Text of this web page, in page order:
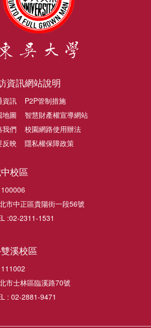
資訊
資訊
地圖
我們
反映
網站說明
P2P管制措施
智慧財產權宣導網站
校園網路使用辦法
隱私權保障政策
校區
市中正區貴陽街一段56號
:02-2311-1531
溪校區
市士林區臨溪路70號
: 02-2881-9471